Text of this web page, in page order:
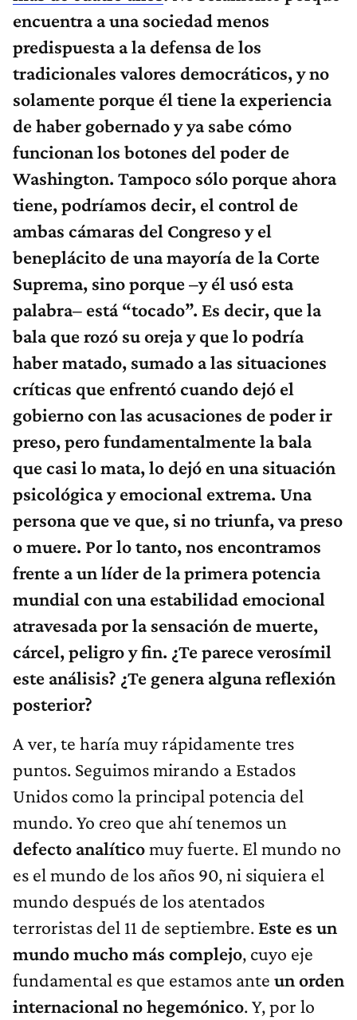
encuentra a una sociedad menos
predispuesta a la defensa de los
tradicionales valores democráticos, y no
solamente porque él tiene la experiencia
de haber gobernado y ya sabe cómo
funcionan los botones del poder de
Washington. Tampoco sólo porque ahora
tiene, podríamos decir, el control de
ambas cámaras del Congreso y el
beneplácito de una mayoría de la Corte
Suprema, sino porque –y él usó esta
palabra– está “tocado”. Es decir, que la
bala que rozó su oreja y que lo podría
haber matado, sumado a las situaciones
críticas que enfrentó cuando dejó el
gobierno con las acusaciones de poder ir
preso, pero fundamentalmente la bala
que casi lo mata, lo dejó en una situación
psicológica y emocional extrema. Una
persona que ve que, si no triunfa, va preso
o muere. Por lo tanto, nos encontramos
frente a un líder de la primera potencia
mundial con una estabilidad emocional
atravesada por la sensación de muerte,
cárcel, peligro y fin. ¿Te parece verosímil
este análisis? ¿Te genera alguna reflexión
posterior?
A ver, te haría muy rápidamente tres
puntos. Seguimos mirando a Estados
Unidos como la principal potencia del
mundo. Yo creo que ahí tenemos un
defecto analíticomuy fuerte. El mundo no
es el mundo de los años 90, ni siquiera el
mundo después de los atentados
terroristas del 11 de septiembre. Este es un
mundo mucho más complejo, cuyo eje
fundamental es que estamos ante un orden
internacional no hegemónico. Y, por lo